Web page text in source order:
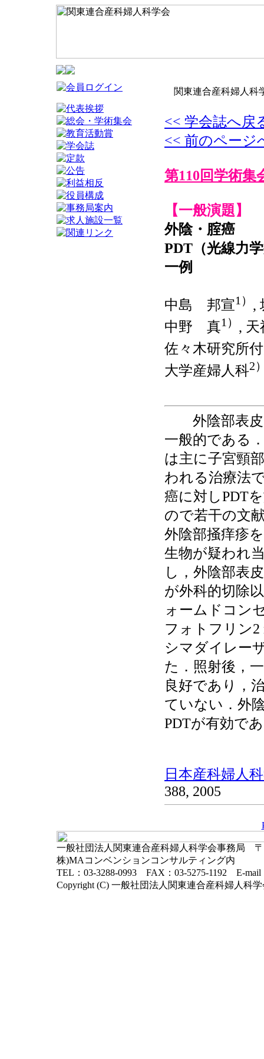
関東連合産科婦人科
<< 学会誌へ戻
<< 前のページ
第110回学術集
【一般演題】
外陰・腟癌
PDT（光線力
一例
中島 邦宣1） ,
中野 真1） ,
佐々木研究所
大学産婦人科2
外陰部表皮
一般的である
は主に子宮頸
われる治療法
癌に対しPDT
ので若干の文
外陰部掻痒疹
生物が疑われ
し，外陰部表
が外科的切除
ォームドコン
フォトフリン2
シマダイレー
た．照射後，
良好であり，
ていない．外
PDTが有効で
日本産科婦人
388, 2005
一般社団法人関東連合産科婦人科学会事務局 〒
株)MAコンベンションコンサルティング内
TEL：03-3288-0993 FAX：03-5275-1192 E-mail
Copyright (C) 一般社団法人関東連合産科婦人科